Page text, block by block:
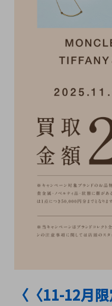
〈〈11-12月